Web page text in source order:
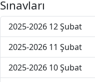
Sınavları
2025-2026 12 Şubat
2025-2026 11 Şubat
2025-2026 10 Şubat